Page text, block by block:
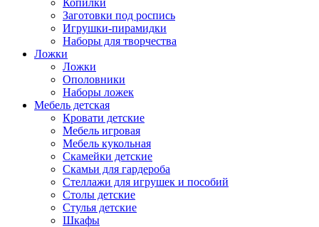
Копилки
Заготовки под роспись
Игрушки-пирамидки
Наборы для творчества
Ложки
Ложки
Ополовники
Наборы ложек
Мебель детская
Кровати детские
Мебель игровая
Мебель кукольная
Скамейки детские
Скамьи для гардероба
Стеллажи для игрушек и пособий
Столы детские
Стулья детские
Шкафы